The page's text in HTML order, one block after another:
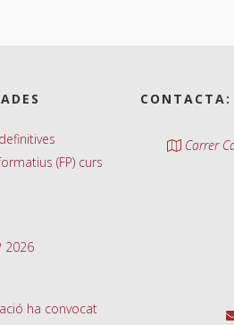
(FP) curs
2026
ha convocat
CONTACTA:
Carrer